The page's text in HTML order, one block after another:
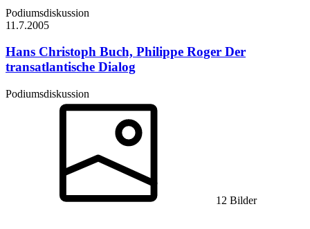
Podiumsdiskussion
11.7.2005
Hans Christoph Buch, Philippe Roger Der
transatlantische Dialog
Podiumsdiskussion
12 Bilder